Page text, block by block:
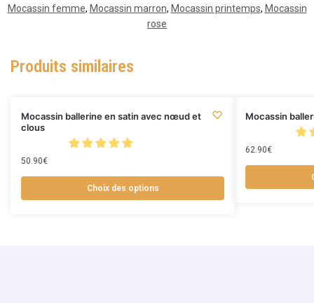
Mocassin femme, Mocassin marron, Mocassin printemps, Mocassin
rose
Produits similaires
Mocassin ballerine en satin avec nœud et
clous
50.90€
Choix des options
Mocassin
62.90€